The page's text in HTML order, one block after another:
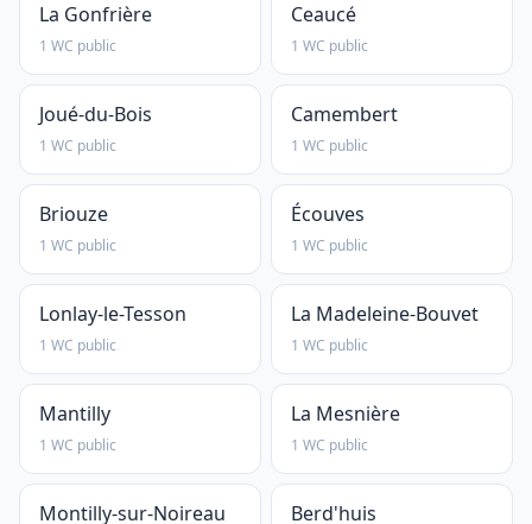
La Gonfrière
1 WC public
Ceaucé
1 WC public
Joué-du-Bois
1 WC public
Camembert
1 WC public
Briouze
1 WC public
Écouves
1 WC public
Lonlay-le-Tesson
1 WC public
La Madeleine-Bouvet
1 WC public
Mantilly
1 WC public
La Mesnière
1 WC public
Montilly-sur-Noireau Berd'huis